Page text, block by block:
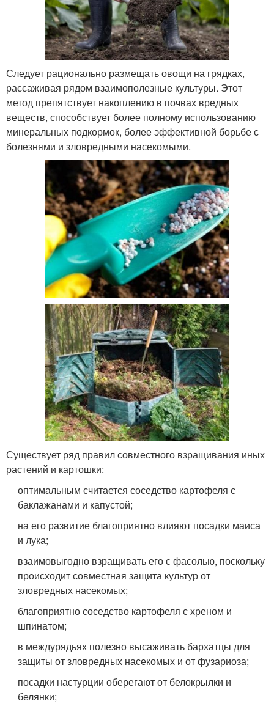
Следует рационально размещать овощи на грядках,
рассаживая рядом взаимополезные культуры. Этот
метод препятствует накоплению в почвах вредных
веществ, способствует более полному использованию
минеральных подкормок, более эффективной борьбе с
болезнями и зловредными насекомыми.
Существует ряд правил совместного взращивания иных
растений и картошки:
оптимальным считается соседство картофеля с
баклажанами и капустой;
на его развитие благоприятно влияют посадки маиса
и лука;
взаимовыгодно взращивать его с фасолью, поскольку
происходит совместная защита культур от
зловредных насекомых;
благоприятно соседство картофеля с хреном и
шпинатом;
в междурядьях полезно высаживать бархатцы для
защиты от зловредных насекомых и от фузариоза;
посадки настурции оберегают от белокрылки и
белянки;